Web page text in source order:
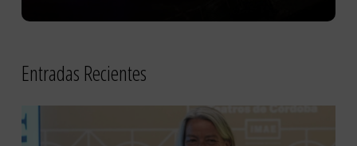
Entradas Recientes